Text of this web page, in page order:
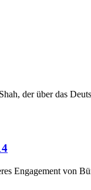
der über das
Engagement von